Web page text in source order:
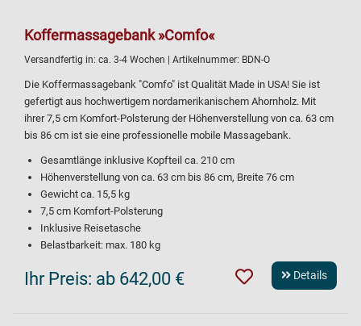
Koffermassagebank »Comfo«
Versandfertig in: ca. 3-4 Wochen | Artikelnummer: BDN-O
Die Koffermassagebank "Comfo" ist Qualität Made in USA! Sie ist
gefertigt aus hochwertigem nordamerikanischem Ahornholz. Mit
ihrer 7,5 cm Komfort-Polsterung der Höhenverstellung von ca. 63 cm
bis 86 cm ist sie eine professionelle mobile Massagebank.
Gesamtlänge inklusive Kopfteil ca. 210 cm
Höhenverstellung von ca. 63 cm bis 86 cm, Breite 76 cm
Gewicht ca. 15,5 kg
7,5 cm Komfort-Polsterung
Inklusive Reisetasche
Belastbarkeit: max. 180 kg
Ihr Preis: ab 642,00 € Details